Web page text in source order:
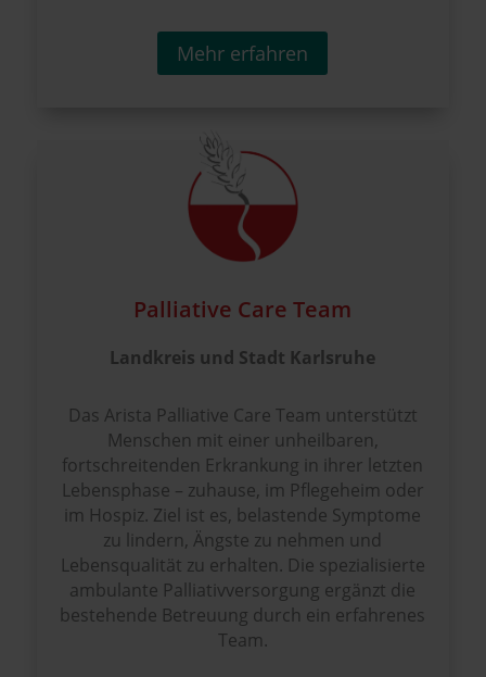
Mehr erfahren
Palliative Care Team
Landkreis und Stadt Karlsruhe
Das Arista Palliative Care Team unterstützt
Menschen mit einer unheilbaren,
fortschreitenden Erkrankung in ihrer letzten
Lebensphase – zuhause, im Pflegeheim oder
im Hospiz. Ziel ist es, belastende Symptome
zu lindern, Ängste zu nehmen und
Lebensqualität zu erhalten. Die spezialisierte
ambulante Palliativversorgung ergänzt die
bestehende Betreuung durch ein erfahrenes
Team.